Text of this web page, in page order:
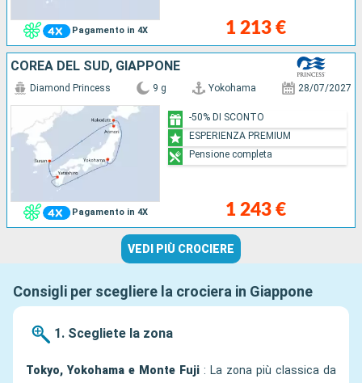
Pagamento in 4X 1 213 €
COREA DEL SUD, GIAPPONE
Pagamento in 4X
Diamond Princess 9 g Yokohama 28/07/2027
1 243 €
-50% DI SCONTO
ESPERIENZA PREMIUM
Pensione completa
VEDI PIÙ CROCIERE
Consigli per scegliere la crociera in Giappone
1. Scegliete la zona
Tokyo, Yokohama e Monte Fuji : La zona più classica da